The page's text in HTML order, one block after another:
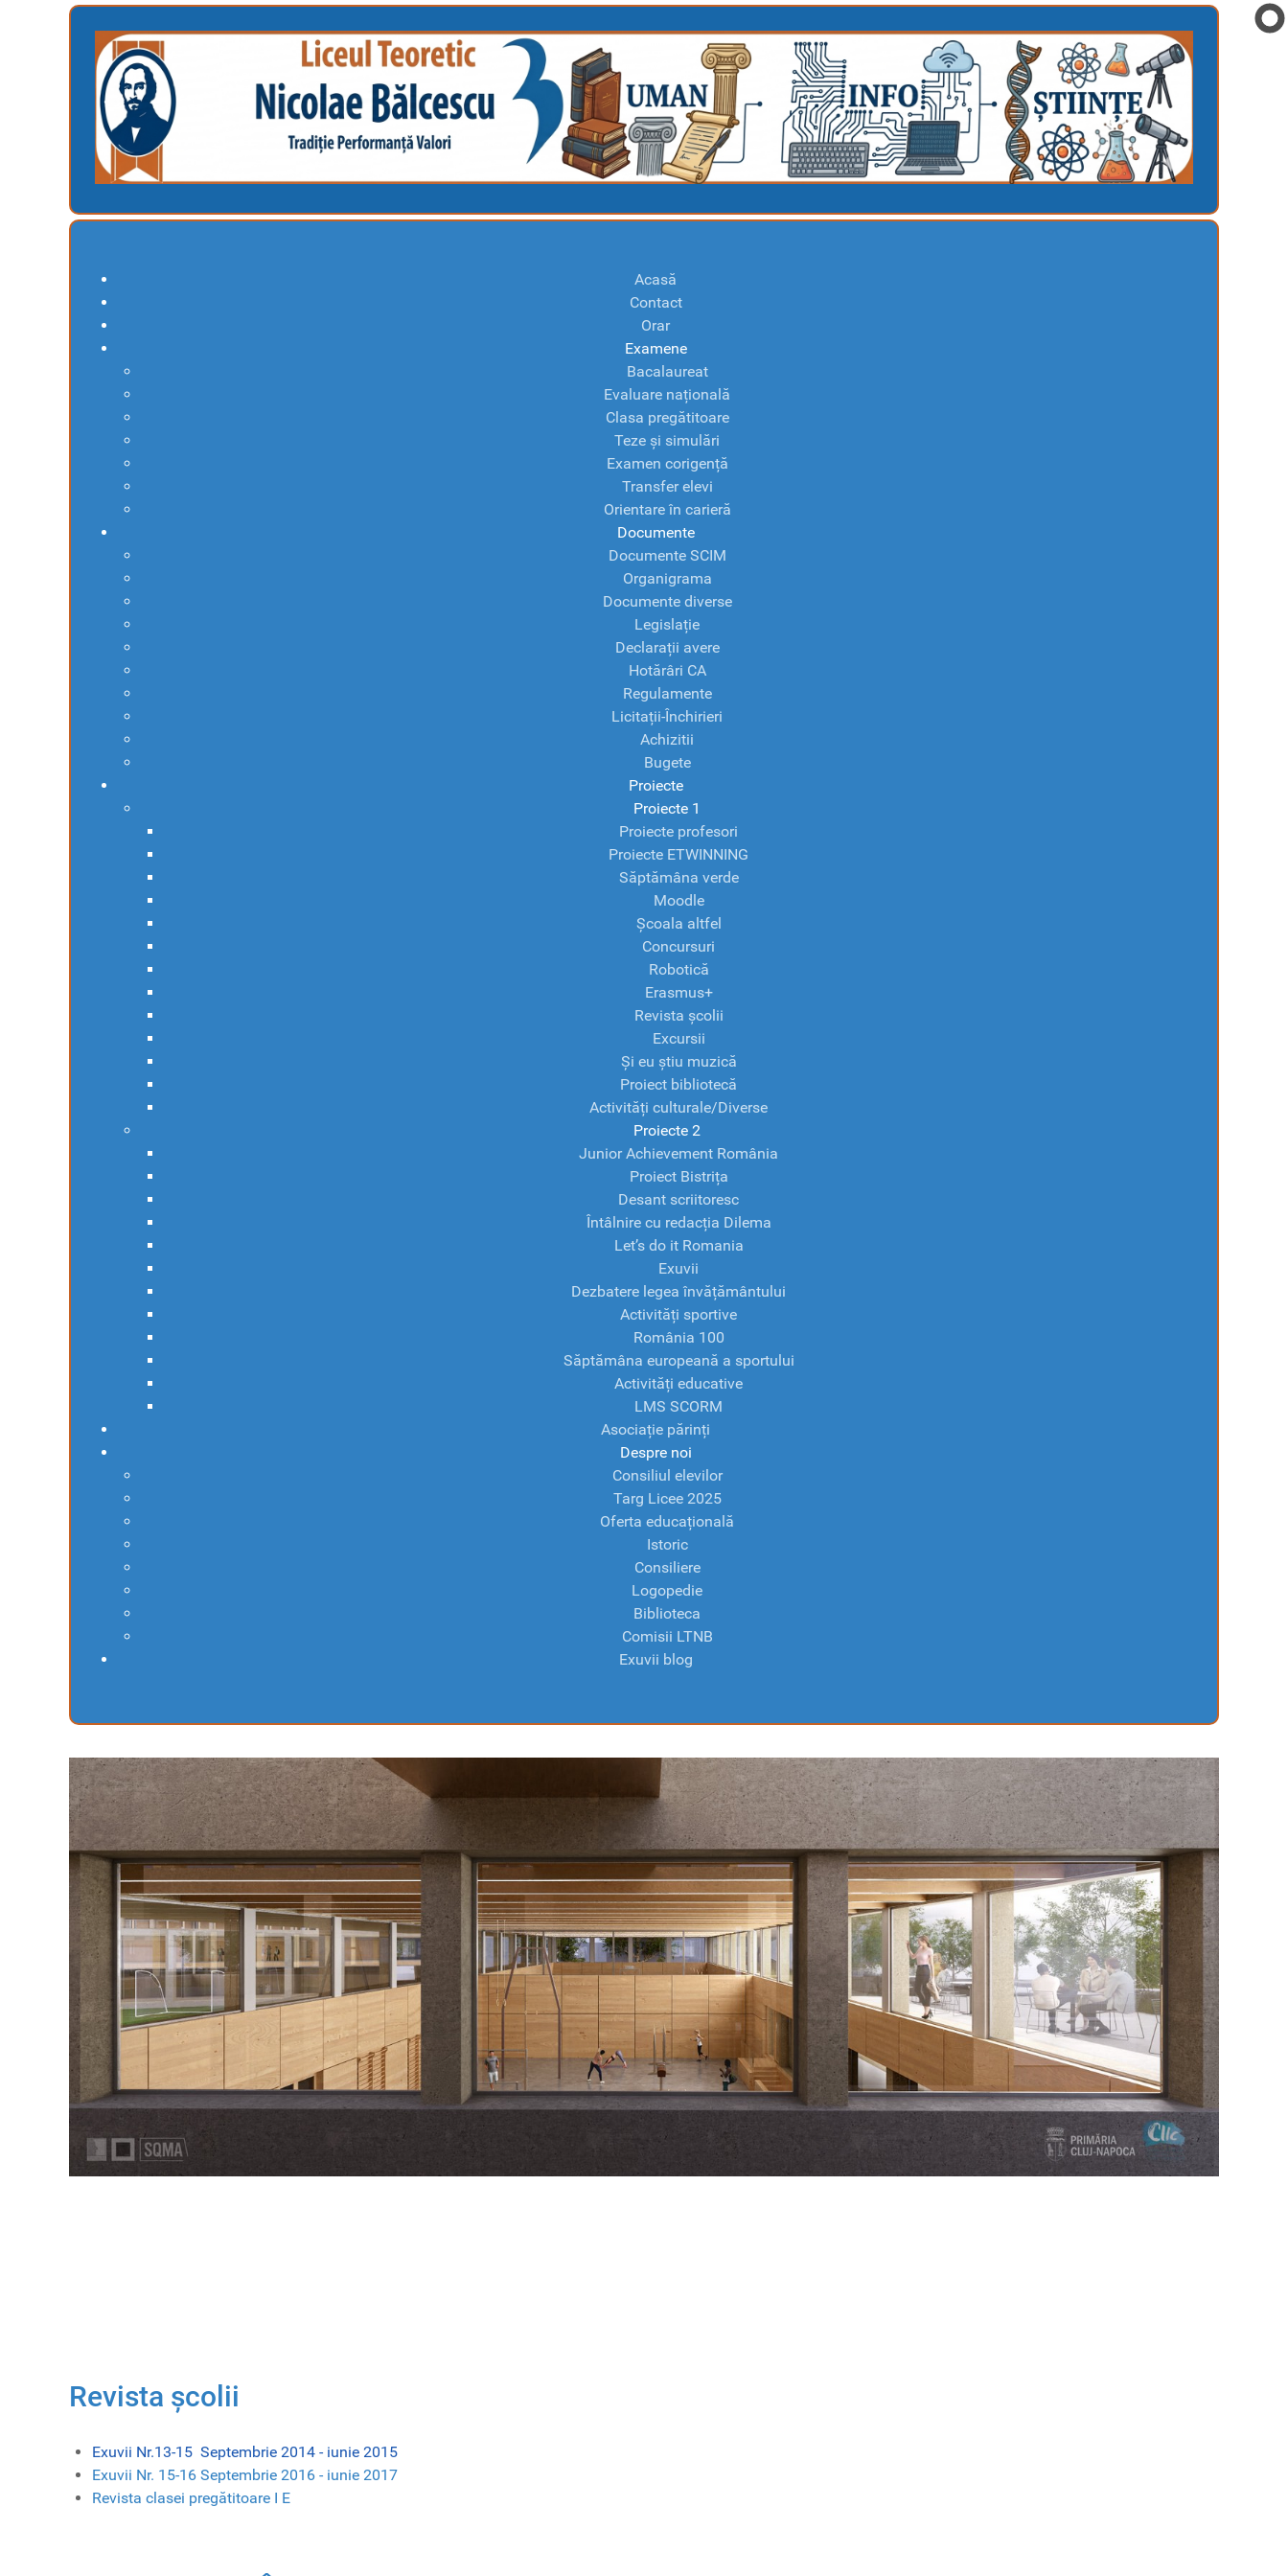
Acasă
Contact
Orar
Examene
Bacalaureat
Evaluare națională
Clasa pregătitoare
Teze și simulări
Examen corigență
Transfer elevi
Orientare în carieră
Documente
Documente SCIM
Organigrama
Documente diverse
Legislație
Declarații avere
Hotărâri CA
Regulamente
Licitații-Închirieri
Achizitii
Bugete
Proiecte
Proiecte 1
Proiecte profesori
Proiecte ETWINNING
Săptămâna verde
Moodle
Școala altfel
Concursuri
Robotică
Erasmus+
Revista școlii
Excursii
Și eu știu muzică
Proiect bibliotecă
Activități culturale/Diverse
Proiecte 2
Junior Achievement România
Proiect Bistrița
Desant scriitoresc
Întâlnire cu redacția Dilema
Let’s do it Romania
Exuvii
Dezbatere legea învățământului
Activități sportive
România 100
Săptămâna europeană a sportului
Activități educative
LMS SCORM
Asociație părinți
Despre noi
Consiliul elevilor
Targ Licee 2025
Oferta educațională
Istoric
Consiliere
Logopedie
Biblioteca
Comisii LTNB
Exuvii blog
Revista școlii
Exuvii Nr.13-15 Septembrie 2014 - iunie 2015
Exuvii Nr. 15-16 Septembrie 2016 - iunie 2017
Revista clasei pregătitoare I E